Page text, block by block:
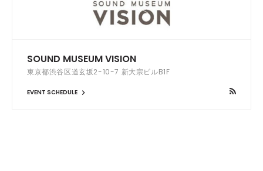
SOUND MUSEUM VISION
東京都渋谷区道玄坂2-10-7 新大宗ビルB1F
EVENT SCHEDULE